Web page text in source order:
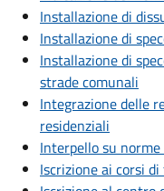
Installazione di
Installazione di
Installazione di
strade comunali
Integrazione delle
residenziali
Interpello su
Iscrizione ai corsi